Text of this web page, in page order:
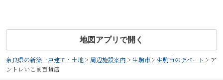
地図アプリで開く
奈良県の新築一戸建て・土地> 周辺施設案内 > 生駒市> 生駒市のデパート > ア
ントレいこま百貨店